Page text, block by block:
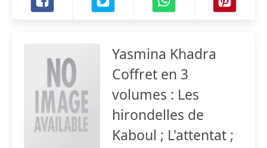
Yasmina Khadra
Coffret en 3
volumes : Les
hirondelles de
Kaboul ; L'attentat ;